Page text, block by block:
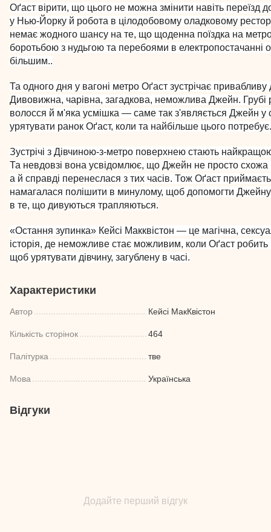
Оґаст вірити, що цього не можна змінити навіть переїзд
у Нью-Йорку й робота в цілодобовому оладковому
немає жодного шансу на те, що щоденна поїздка на
боротьбою з нудьгою та перебоями в електропостачанні
більшим..
Та одного дня у вагоні метро Оґаст зустрічає привабливу
Дивовижна, чарівна, загадкова, неможлива Джейн. Грубі
волосся й м'яка усмішка — саме так з'являється Джейн у
урятувати ранок Оґаст, коли та найбільше цього потребує.
Зустрічі з Дівчиною-з-метро поверхнею стають
Та невдовзі вона усвідомлює, що Джейн не просто схожа
а й справді перенеслася з тих часів. Тож Оґаст
намагалася полішити в минулому, щоб допомогти Джейну
в те, що дивуються трапляються.
«Остання зупинка» Кейсі Макквістон — це магічна,
історія, де неможливе стає можливим, коли Оґаст робить
щоб урятувати дівчину, загублену в часі.
Характеристики
Автор Кейсі МакКвістон
Кількість сторінок 464
Палітурка тве
Мова Українська
Відгуки
Додайте перший відгук